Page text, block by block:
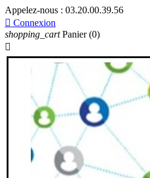
Appelez-nous : 03.20.00.39.56
 Connexion
shopping_cart Panier (0)
